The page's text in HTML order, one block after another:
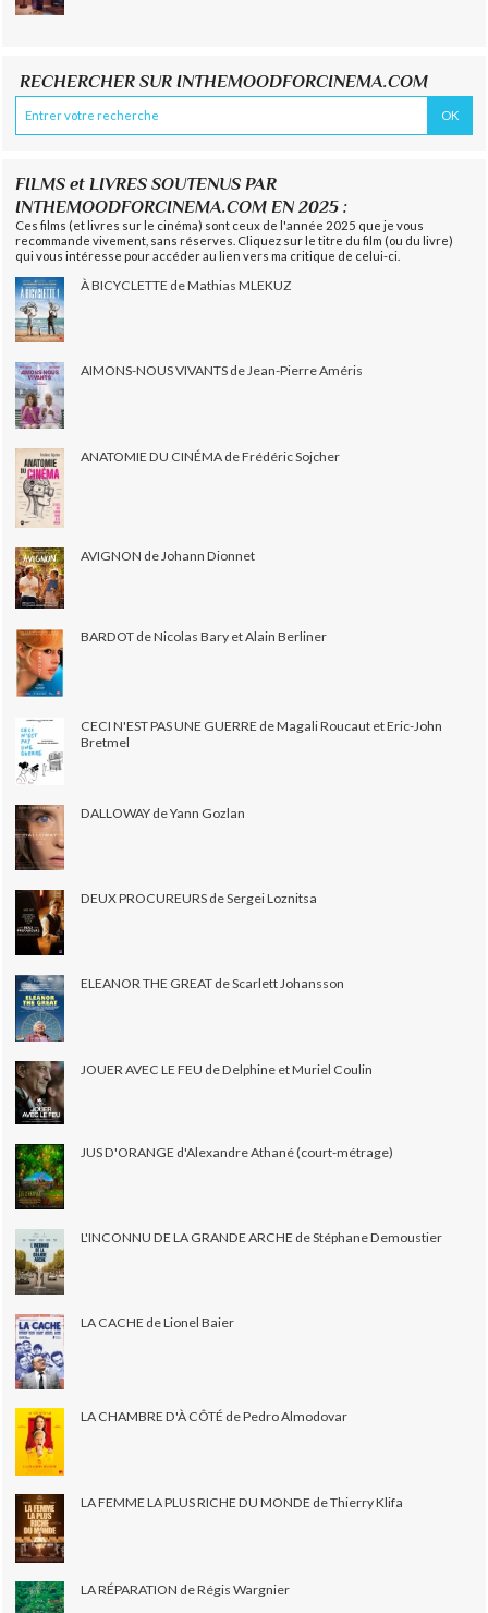
RECHERCHER SUR INTHEMOODFORCINEMA.COM
FILMS et LIVRES SOUTENUS PAR
INTHEMOODFORCINEMA.COM EN 2025 :
Ces films (et livres sur le cinéma) sont ceux de l'année 2025 que je vous
recommande vivement, sans réserves. Cliquez sur le titre du film (ou du livre)
qui vous intéresse pour accéder au lien vers ma critique de celui-ci.
À BICYCLETTE de Mathias MLEKUZ
AIMONS-NOUS VIVANTS de Jean-Pierre Améris
ANATOMIE DU CINÉMA de Frédéric Sojcher
AVIGNON de Johann Dionnet
BARDOT de Nicolas Bary et Alain Berliner
CECI N'EST PAS UNE GUERRE de Magali Roucaut et Eric-John
Bretmel
DALLOWAY de Yann Gozlan
DEUX PROCUREURS de Sergei Loznitsa
ELEANOR THE GREAT de Scarlett Johansson
JOUER AVEC LE FEU de Delphine et Muriel Coulin
JUS D'ORANGE d'Alexandre Athané (court-métrage)
L'INCONNU DE LA GRANDE ARCHE de Stéphane Demoustier
LA CACHE de Lionel Baier
LA CHAMBRE D'À CÔTÉ de Pedro Almodovar
LA FEMME LA PLUS RICHE DU MONDE de Thierry Klifa
LA RÉPARATION de Régis Wargnier